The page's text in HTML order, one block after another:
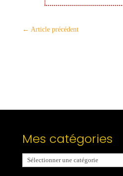
← Article précédent
Mes catégories
Mes
catégories